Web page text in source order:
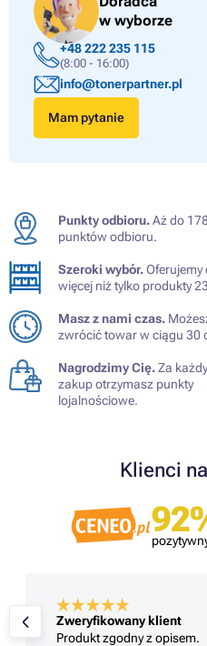
w wyborze
+48 222 235 115
(8:00 - 16:00)
info@tonerpartner.pl
Mam pytanie
Punkty odbioru.Aż do
punktów odbioru.
Szeroki wybór.Oferujemy
więcej niż tylko produkty
Masz z nami czas.
zwrócić towar w ciągu 30
Nagrodzimy Cię.Za każdy
zakup otrzymasz punkty
lojalnościowe.
Klienci
Jestem